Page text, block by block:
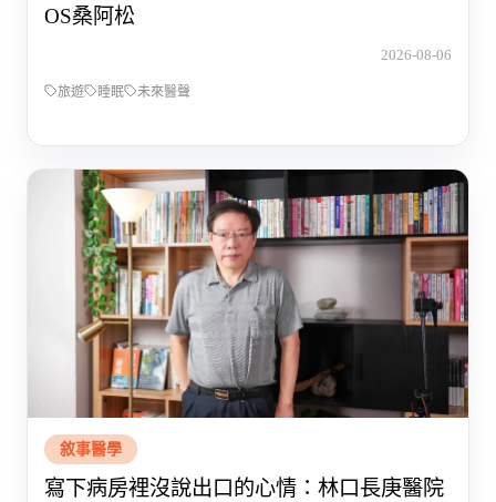
OS桑阿松
2026-08-06
旅遊 睡眠 未來醫聲
敘事醫學
寫下病房裡沒說出口的心情：林口長庚醫院